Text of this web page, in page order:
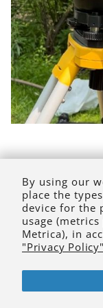
By using our
place the
device for the
usage
Metrica), in
"Privacy Policy"